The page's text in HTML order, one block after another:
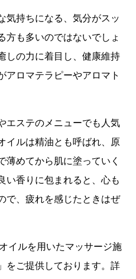
気持ちになる、気分がスッ
方も多いのではないでしょ
しの力に着目し、健康維持
アロマテラピーやアロマト
エステのメニューでも人気
イルは精油とも呼ばれ、原
薄めてから肌に塗っていく
い香りに包まれると、心も
で、疲れを感じたときはぜ
イルを用いたマッサージ施
をご提供しております。詳